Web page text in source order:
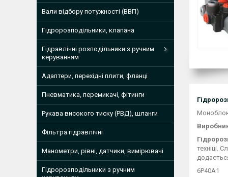
техніці.
6Р40A1
Вали відбору потужності (ВВП)
Гідророзподільники, клапана
Гідравлічні розподільники з ручним
керуванням
Адаптери, перехідні плити, фланці
Пневматика, перемикачі, фітинги
Рукава високого тиску (РВД), шланги
Фільтра гідравлічні
Манометри, рівні, датчики, вимірювачі
Гідророзподільники з ручним